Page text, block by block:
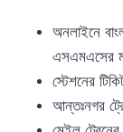
অনলাইনে
এসএমএসের
স্টেশনের
আন্তঃনগর